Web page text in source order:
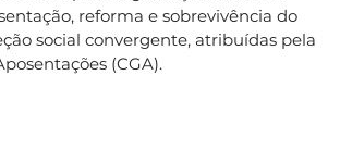
reforma e sobrevivência do
social convergente, atribuídas pela
(CGA).